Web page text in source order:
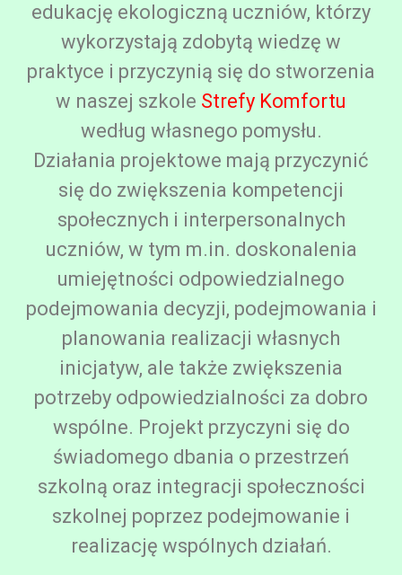
edukację ekologiczną uczniów, którzy
wykorzystają zdobytą wiedzę w
praktyce i przyczynią się do stworzenia
w naszej szkole Strefy Komfortu
według własnego pomysłu.
Działania projektowe mają przyczynić
się do zwiększenia kompetencji
społecznych i interpersonalnych
uczniów, w tym m.in. doskonalenia
umiejętności odpowiedzialnego
podejmowania decyzji, podejmowania i
planowania realizacji własnych
inicjatyw, ale także zwiększenia
potrzeby odpowiedzialności za dobro
wspólne. Projekt przyczyni się do
świadomego dbania o przestrzeń
szkolną oraz integracji społeczności
szkolnej poprzez podejmowanie i
realizację wspólnych działań.